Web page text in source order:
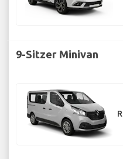
9-Sitzer Minivan